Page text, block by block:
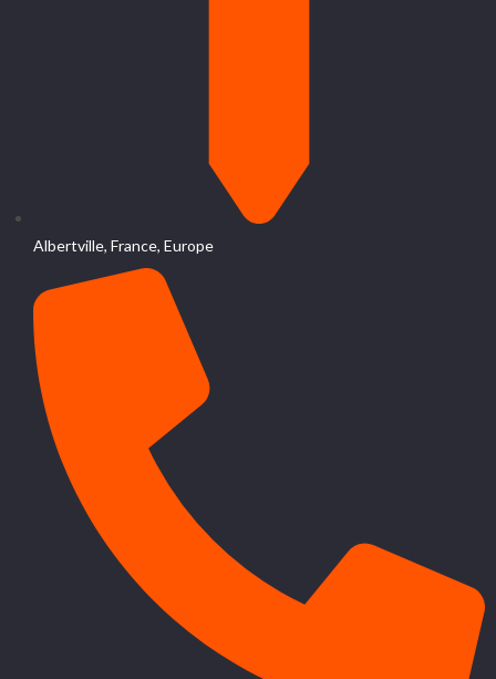
Albertville, France, Europe